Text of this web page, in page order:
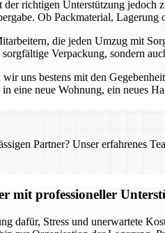
richtigen Unterstützung jedoch
Ob Packmaterial,
die jeden Umzug mit
Verpackung, sondern
uns bestens mit den
eine neue Wohnung, ein neues
Partner? Unser erfahrenes
mit professioneller
dafür, Stress und unerwartete